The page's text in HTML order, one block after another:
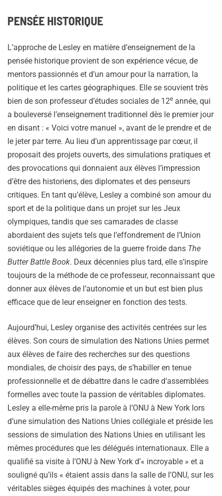
PENSÉE HISTORIQUE
L’approche de Lesley en matière d’enseignement de la
pensée historique provient de son expérience vécue, de
mentors passionnés et d’un amour pour la narration, la
politique et les cartes géographiques. Elle se souvient très
bien de son professeur d’études sociales de 12e année, qui
a bouleversé l’enseignement traditionnel dès le premier jour
en disant : « Voici votre manuel », avant de le prendre et de
le jeter par terre. Au lieu d’un apprentissage par cœur, il
proposait des projets ouverts, des simulations pratiques et
des provocations qui donnaient aux élèves l’impression
d’être des historiens, des diplomates et des penseurs
critiques. En tant qu’élève, Lesley a combiné son amour du
sport et de la politique dans un projet sur les Jeux
olympiques, tandis que ses camarades de classe
abordaient des sujets tels que l’effondrement de l’Union
soviétique ou les allégories de la guerre froide dans The
Butter Battle Book. Deux décennies plus tard, elle s’inspire
toujours de la méthode de ce professeur, reconnaissant que
donner aux élèves de l’autonomie et un but est bien plus
efficace que de leur enseigner en fonction des tests.
Aujourd’hui, Lesley organise des activités centrées sur les
élèves. Son cours de simulation des Nations Unies permet
aux élèves de faire des recherches sur des questions
mondiales, de choisir des pays, de s’habiller en tenue
professionnelle et de débattre dans le cadre d’assemblées
formelles avec toute la passion de véritables diplomates.
Lesley a elle-même pris la parole à l’ONU à New York lors
d’une simulation des Nations Unies collégiale et préside les
sessions de simulation des Nations Unies en utilisant les
mêmes procédures que les délégués internationaux. Elle a
qualifié sa visite à l’ONU à New York d’« incroyable » et a
souligné qu’ils « étaient assis dans la salle de l’ONU, sur les
véritables sièges équipés des machines à voter, pour